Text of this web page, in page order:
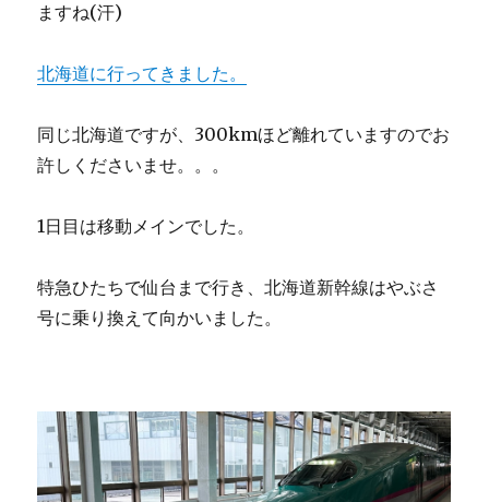
ますね(汗)
北海道に行ってきました。
同じ北海道ですが、300kmほど離れていますのでお
許しくださいませ。。。
1日目は移動メインでした。
特急ひたちで仙台まで行き、北海道新幹線はやぶさ
号に乗り換えて向かいました。